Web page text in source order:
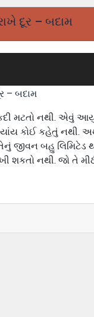
દૂર – બદામ
મટતો નથી. એવું
કોઈ કહેતું નથી.
જીવન બહુ
શકતો નથી. જો તે